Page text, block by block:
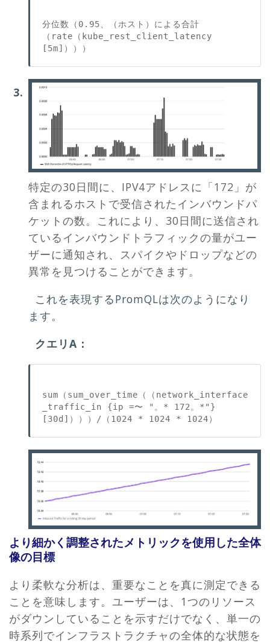
分位数（0.95、（ホスト）による合計
（rate（kube_rest_client_latency
特定の30日間に、IPV4アドレスに「172」が
含まれるホストで受信されたインバウンドパ
ケットの数。これにより、30日間に送信され
ているインバウンドトラフィックの量がユー
ザーに通知され、スパイクやドロップなどの
異常を見つけることができます。
これを表現するPromQLは次のようになり
ます。
クエリA：
sum（sum_over_time（（network_interface
_traffic_in {ip =〜 "。* 172。*"}
より細かく調整されたメトリックを使用した全体
像の目標
より柔軟な分析は、重要なことを真に測定できる
ことを意味します。ユーザーは、1つのリソース
がダウンしていることを示すだけでなく、単一の
時系列でインフラストラクチャの全体的な状態を